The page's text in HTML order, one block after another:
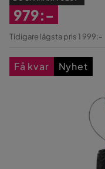
Rabatterat
979:-
Tidigare lägsta pris 1 999:-
Få kvar Nyhet